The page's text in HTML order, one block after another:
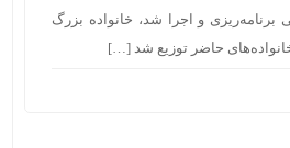
و اجرا شد، خانواده بزرگ
حاضر توزیع شد […]